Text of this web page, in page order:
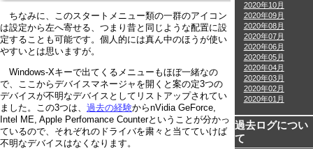
ちなみに、このスタートメニュー類の一群のアイコン
は設定から左へ寄せる、つまり昔と同じような配置に設
定することも可能です。個人的には真ん中のほうが使い
やすいとは思いますが。
Windows-Xキーで出てくるメニューもほぼ一緒なの
で、ここからデバイスマネージャを開くと案の定3つの
デバイスが不明なデバイスとしてリストアップされてい
ました。この3つは、 過去の経験からnVidia GeForce,
Intel ME, Apple Perfomance Counterということが分かっ
ているので、それぞれのドライバを粛々と当てていけば
不明なデバイスはなくなります。
2020年10月
2020年09月
2020年08月
2020年07月
2020年06月
2020年05月
2020年04月
2020年03月
2020年02月
2020年01月
過去ログについ
て